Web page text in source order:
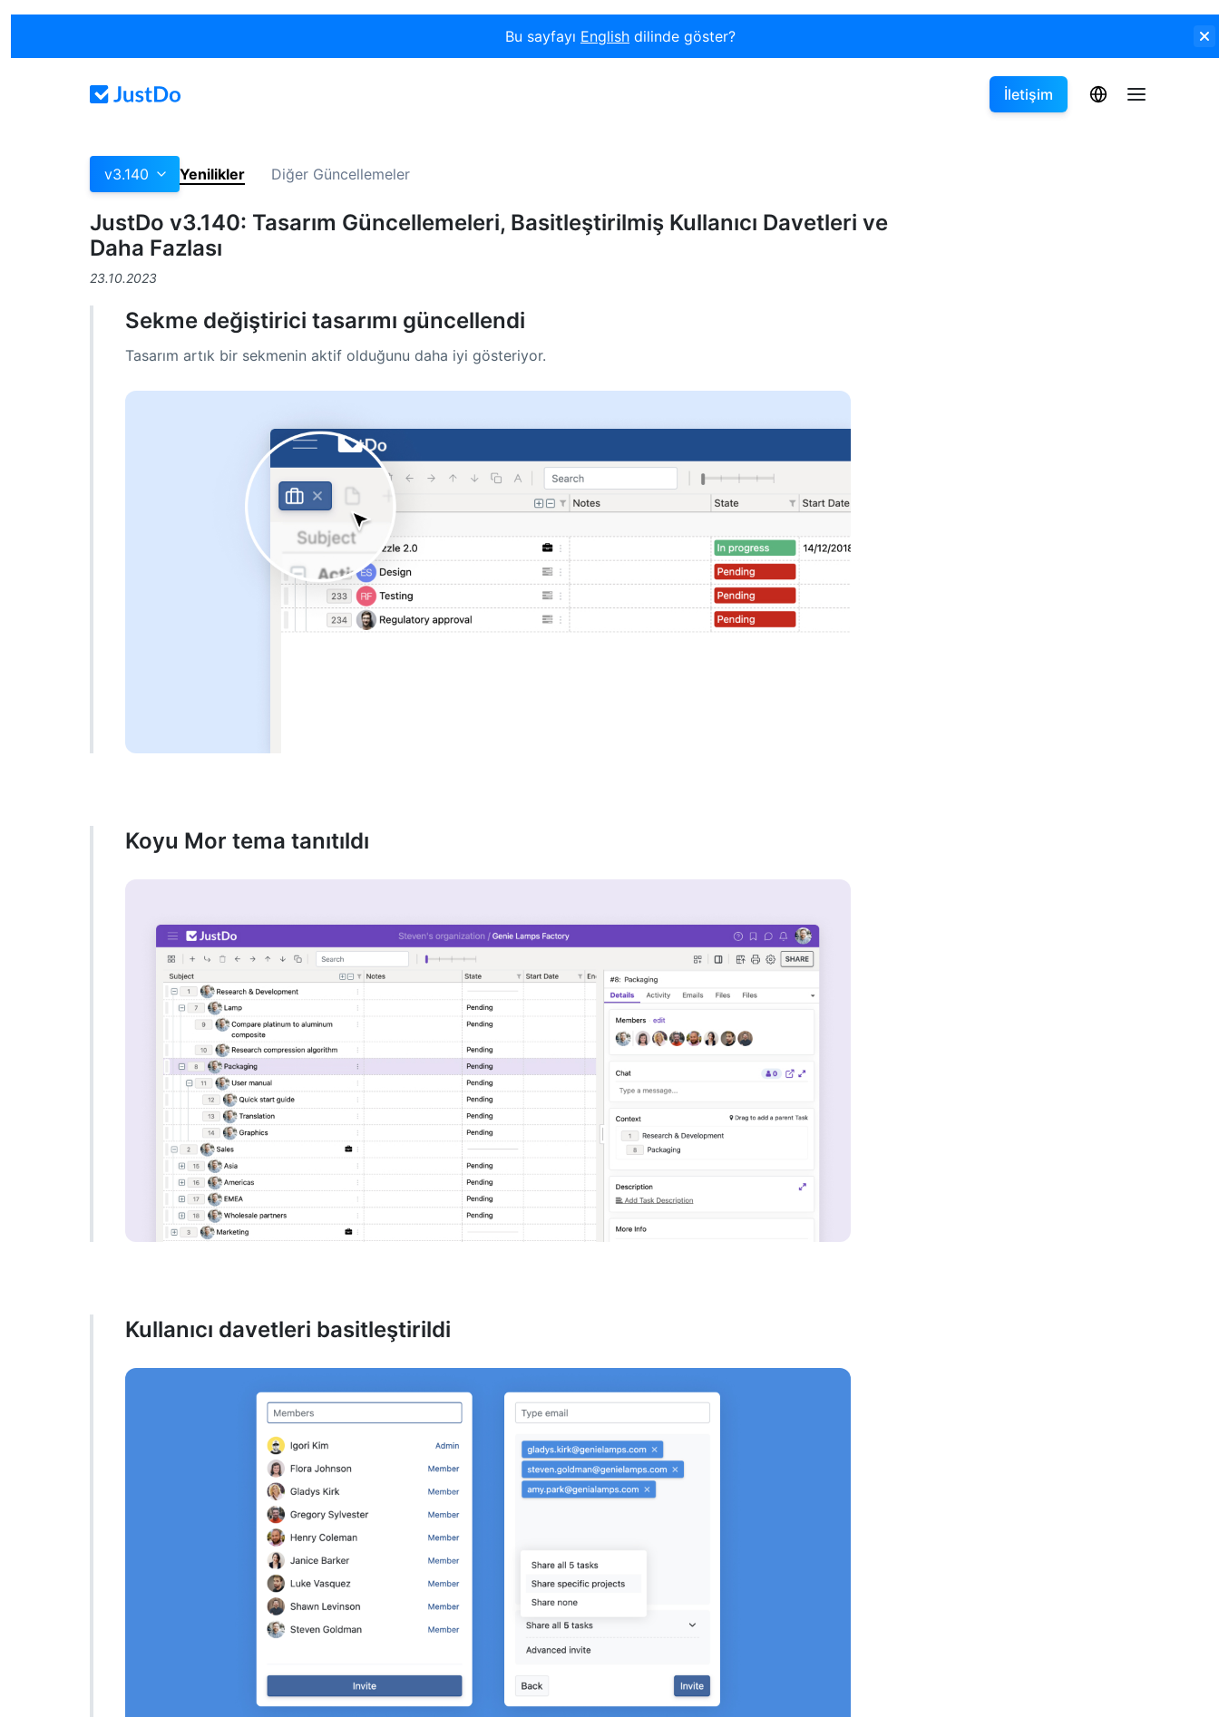
Bu sayfayı English dilinde göster?
İletişim
v3.140 Yenilikler Diğer Güncellemeler
JustDo v3.140: Tasarım Güncellemeleri, Basitleştirilmiş Kullanıcı Davetleri ve
Daha Fazlası
23.10.2023
Sekme değiştirici tasarımı güncellendi
Tasarım artık bir sekmenin aktif olduğunu daha iyi gösteriyor.
Koyu Mor tema tanıtıldı
Kullanıcı davetleri basitleştirildi